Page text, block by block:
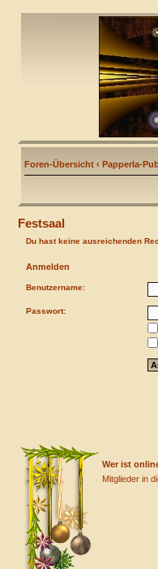
Foren-Übersicht ‹ Papperla-
Festsaal
Du hast keine ausreichenden
Anmelden
Benutzername:
Passwort:
Wer ist
Mitglieder in